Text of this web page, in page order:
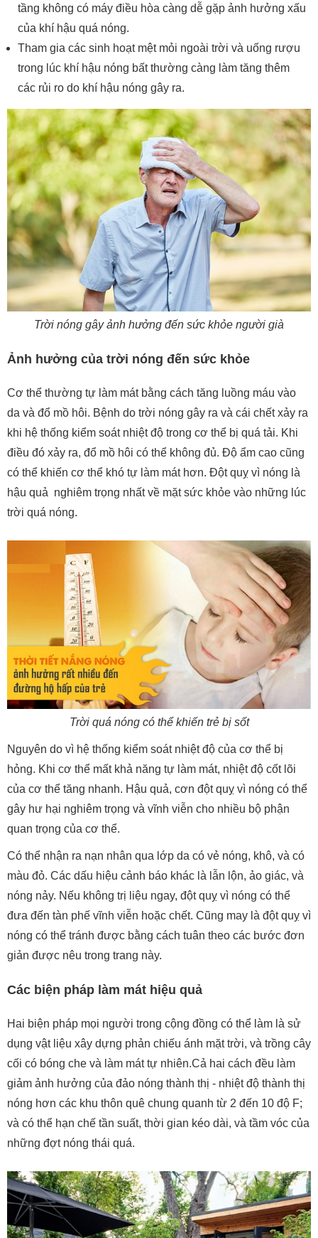
tầng không có máy điều hòa càng dễ gặp ảnh hưởng xấu
của khí hậu quá nóng.
Tham gia các sinh hoạt mệt mỏi ngoài trời và uống rượu
trong lúc khí hậu nóng bất thường càng làm tăng thêm
các rủi ro do khí hậu nóng gây ra.
Trời nóng gây ảnh hưởng đến sức khỏe người già
Ảnh hưởng của trời nóng đến sức khỏe
Cơ thể thường tự làm mát bằng cách tăng luồng máu vào
da và đổ mồ hôi. Bệnh do trời nóng gây ra và cái chết xảy ra
khi hệ thống kiểm soát nhiệt độ trong cơ thể bị quá tải. Khi
điều đó xảy ra, đổ mồ hôi có thể không đủ. Độ ẩm cao cũng
có thể khiến cơ thể khó tự làm mát hơn. Đột quỵ vì nóng là
hậu quả nghiêm trọng nhất về mặt sức khỏe vào những lúc
trời quá nóng.
Trời quá nóng có thể khiến trẻ bị sốt
Nguyên do vì hệ thống kiểm soát nhiệt độ của cơ thể bị
hỏng. Khi cơ thể mất khả năng tự làm mát, nhiệt độ cốt lõi
của cơ thể tăng nhanh. Hậu quả, cơn đột quỵ vì nóng có thể
gây hư hại nghiêm trọng và vĩnh viễn cho nhiều bộ phận
quan trọng của cơ thể.
Có thể nhận ra nạn nhân qua lớp da có vẻ nóng, khô, và có
màu đỏ. Các dấu hiệu cảnh báo khác là lẫn lộn, ảo giác, và
nóng nảy. Nếu không trị liệu ngay, đột quỵ vì nóng có thể
đưa đến tàn phế vĩnh viễn hoặc chết. Cũng may là đột quỵ vì
nóng có thể tránh được bằng cách tuân theo các bước đơn
giản được nêu trong trang này.
Các biện pháp làm mát hiệu quả
Hai biện pháp mọi người trong cộng đồng có thể làm là sử
dụng vật liệu xây dựng phản chiếu ánh mặt trời, và trồng cây
cối có bóng che và làm mát tự nhiên.Cả hai cách đều làm
giảm ảnh hưởng của đảo nóng thành thị - nhiệt độ thành thị
nóng hơn các khu thôn quê chung quanh từ 2 đến 10 độ F;
và có thể hạn chế tần suất, thời gian kéo dài, và tầm vóc của
những đợt nóng thái quá.